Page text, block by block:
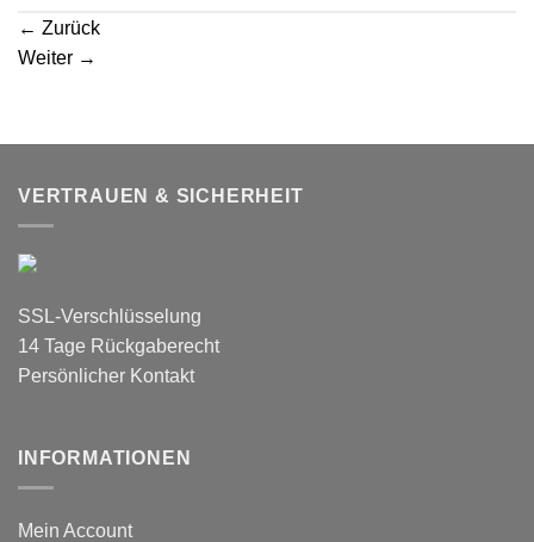
← Zurück
Weiter →
VERTRAUEN & SICHERHEIT
SSL-Verschlüsselung
14 Tage Rückgaberecht
Persönlicher Kontakt
INFORMATIONEN
Mein Account